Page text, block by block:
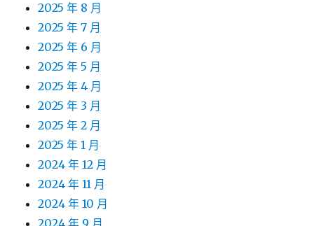
2025 年 8 月
2025 年 7 月
2025 年 6 月
2025 年 5 月
2025 年 4 月
2025 年 3 月
2025 年 2 月
2025 年 1 月
2024 年 12 月
2024 年 11 月
2024 年 10 月